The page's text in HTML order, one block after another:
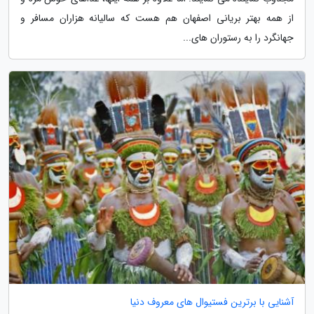
از همه بهتر بریانی اصفهان هم هست که سالیانه هزاران مسافر و
جهانگرد را به رستوران های...
آشنایی با برترین فستیوال های معروف دنیا